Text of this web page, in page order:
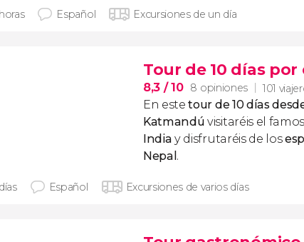
Español Excursiones de un día
Tour de 10 días
8,3 / 10 8 opiniones 101
En estetour de 10 días
Katmandú visitaréis el
Indiay disfrutaréis de los
Nepal .
Español Excursiones de varios días